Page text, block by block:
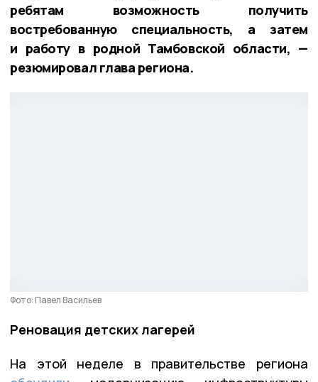
ребятам возможность получить
востребованную специальность, а затем
и работу в родной Тамбовской области, —
резюмировал глава региона.
Фото: Павел Васильев
Реновация детских лагерей
На этой неделе в правительстве региона